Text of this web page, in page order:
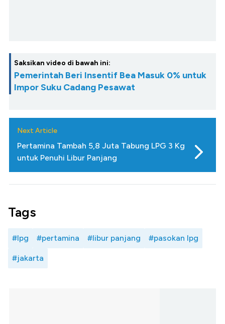
Saksikan video di bawah ini:
Pemerintah Beri Insentif Bea Masuk 0% untuk
Impor Suku Cadang Pesawat
Next Article
Pertamina Tambah 5,8 Juta Tabung LPG 3 Kg
untuk Penuhi Libur Panjang
Tags
#lpg #pertamina #libur panjang #pasokan lpg
#jakarta